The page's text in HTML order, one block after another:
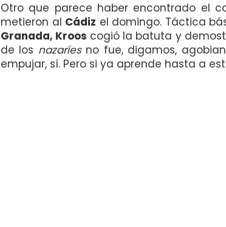
Otro que parece haber encontrado el
metieron al Cádiz el domingo. Táctica
Granada, Kroos cogió la batuta y
de los nazaríesno fue, digamos,
empujar, sí. Pero si ya aprende hasta a